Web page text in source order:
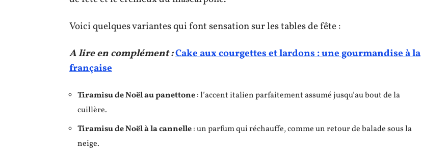
Voici quelques variantes qui font sensation sur les tables de fête :
A lire en complément :Cake aux courgettes et lardons : une gourmandise à la
française
Tiramisu de Noël au panettone: l’accent italien parfaitement assumé jusqu’au bout de la
cuillère.
Tiramisu de Noël à la cannelle: un parfum qui réchauffe, comme un retour de balade sous la
neige.